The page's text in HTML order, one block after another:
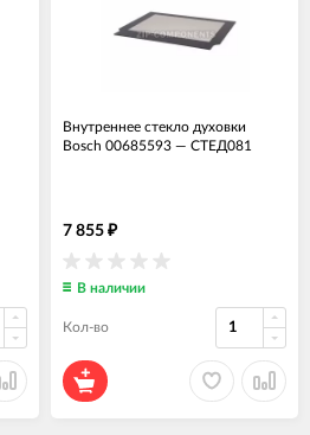
Внутреннее стекло духовки
Bosch 00685593 — СТЕД081
7 855 ₽
В наличии
Кол-во